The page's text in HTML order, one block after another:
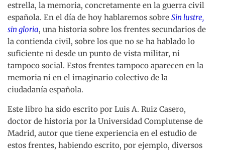
estrella, la memoria, concretamente en la guerra civil
española. En el día de hoy hablaremos sobre Sin lustre,
sin gloria, una historia sobre los frentes secundarios de
la contienda civil, sobre los que no se ha hablado lo
suficiente ni desde un punto de vista militar, ni
tampoco social. Estos frentes tampoco aparecen en la
memoria ni en el imaginario colectivo de la
ciudadanía española.
Este libro ha sido escrito por Luis A. Ruiz Casero,
doctor de historia por la Universidad Complutense de
Madrid, autor que tiene experiencia en el estudio de
estos frentes, habiendo escrito, por ejemplo, diversos